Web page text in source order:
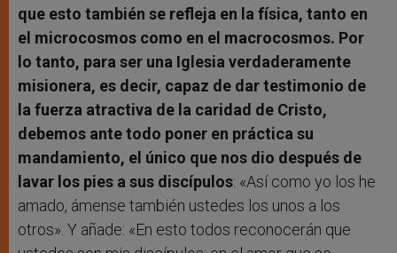
que esto también se refleja en la física, tanto en
el microcosmos como en el macrocosmos. Por
lo tanto, para ser una Iglesia verdaderamente
misionera, es decir, capaz de dar testimonio de
la fuerza atractiva de la caridad de Cristo,
debemos ante todo poner en práctica su
mandamiento, el único que nos dio después de
lavar los pies a sus discípulos: «Así como yo los he
amado, ámense también ustedes los unos a los
otros». Y añade: «En esto todos reconocerán que